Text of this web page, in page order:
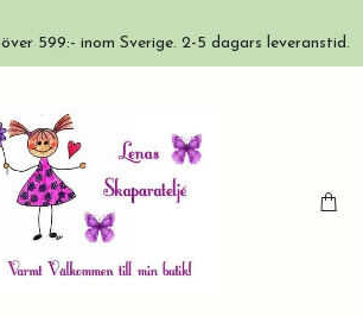
599:- inom Sverige. 2-5 dagars leveranstid.